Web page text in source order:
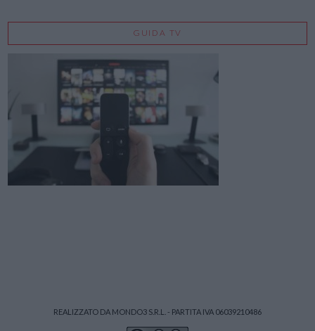
GUIDA TV
REALIZZATO DA MONDO3 S.R.L. - PARTITA IVA 06039210486